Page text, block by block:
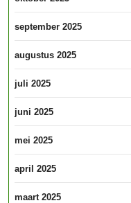
september 2025
augustus 2025
juli 2025
juni 2025
mei 2025
april 2025
maart 2025